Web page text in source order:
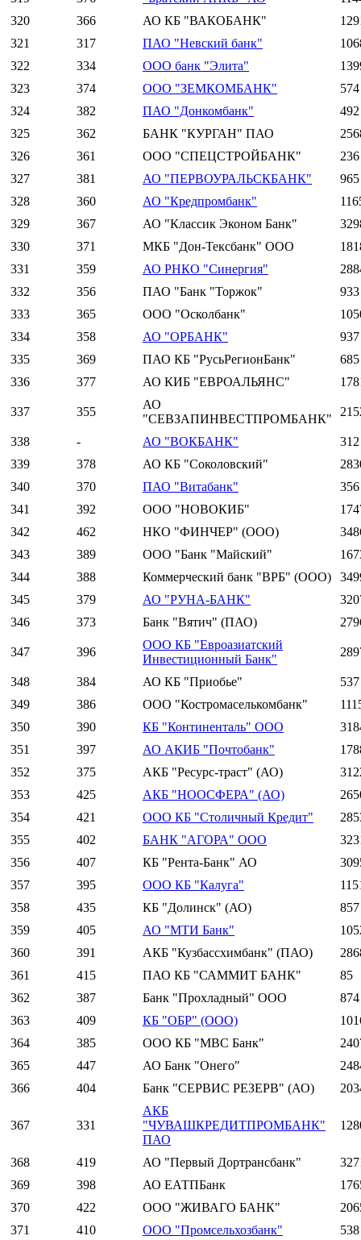
320
366 АО КБ "ВАКОБАНК"
321
317 ПАО "Невский банк"
322
334 ООО банк "Элита"
323
374 ООО "ЗЕМКОМБАНК"
574
324
382 ПАО "Донкомбанк"
492
325
362 БАНК "КУРГАН" ПАО
326
361 ООО "СПЕЦСТРОЙБАНК"
236
327
381 АО "ПЕРВОУРАЛЬСКБАНК"
965
328
360 АО "Кредпромбанк"
329
367 АО "Классик Эконом Банк"
330
371 МКБ "Дон-Тексбанк" ООО
331
359 АО РНКО "Синергия"
332
356 ПАО "Банк "Торжок"
933
333
365 ООО "Осколбанк"
334
358 АО "ОРБАНК"
937
335
369 ПАО КБ "РусьРегионБанк"
685
336
377 АО КИБ "ЕВРОАЛЬЯНС"
337 355
АО
"СЕВЗАПИНВЕСТПРОМБАНК"
338 - АО "ВОКБАНК"
312
339
378 АО КБ "Соколовский"
340
370 ПАО "Витабанк"
356
341
392 ООО "НОВОКИБ"
342
462 НКО "ФИНЧЕР" (ООО)
343
389 ООО "Банк "Майский"
344
388 Коммерческий банк "ВРБ" (ООО)
345
379 АО "РУНА-БАНК"
346
373 Банк "Вятич" (ПАО)
347 396
ООО КБ "Евроазиатский
Инвестиционный Банк"
348 384 АО КБ "Приобье"
537
349
386 ООО "Костромаселькомбанк"
350
390 КБ "Континенталь" ООО
351
397 АО АКИБ "Почтобанк"
352
375 АКБ "Ресурс-траст" (АО)
353
425 АКБ "НООСФЕРА" (АО)
354
421 ООО КБ "Столичный Кредит"
355
402 БАНК "АГОРА" ООО
356
407 КБ "Рента-Банк" АО
357
395 ООО КБ "Калуга"
358
435 КБ "Долинск" (АО)
857
359
405 АО "МТИ Банк"
360
391 АКБ "Кузбассхимбанк" (ПАО)
361
415 ПАО КБ "САММИТ БАНК"
85
362
387 Банк "Прохладный" ООО
874
363
409 КБ "ОБР" (ООО)
364
385 ООО КБ "МВС Банк"
365
447 АО Банк "Онего"
366
404 Банк "СЕРВИС РЕЗЕРВ" (АО)
367 331
АКБ
"ЧУВАШКРЕДИТПРОМБАНК"
ПАО
368 419 АО "Первый Дортрансбанк"
369
398 АО ЕАТПБанк
370
422 ООО "ЖИВАГО БАНК"
371
410 ООО "Промсельхозбанк"
538